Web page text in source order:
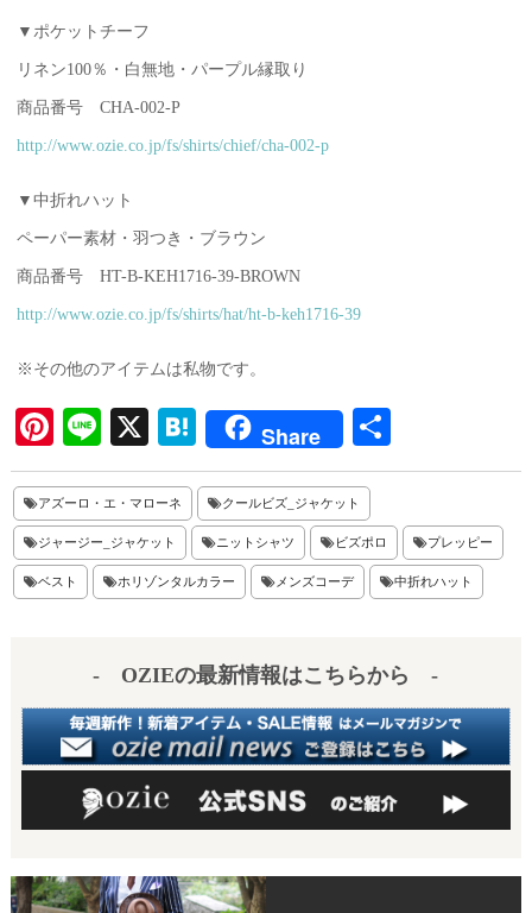
▼ポケットチーフ
リネン100％・白無地・パープル縁取り
商品番号 CHA-002-P
http://www.ozie.co.jp/fs/shirts/chief/cha-002-p
▼中折れハット
ペーパー素材・羽つき・ブラウン
商品番号 HT-B-KEH1716-39-BROWN
http://www.ozie.co.jp/fs/shirts/hat/ht-b-keh1716-39
※その他のアイテムは私物です。
Pi
nt
er
es
t
Li
ne
X H
at
en
a
Share
共
有
アズーロ・エ・マローネ クールビズ_ジャケット
ジャージー_ジャケット ニットシャツ ビズポロ プレッピー
ベスト ホリゾンタルカラー メンズコーデ 中折れハット
- OZIEの最新情報はこちらから -